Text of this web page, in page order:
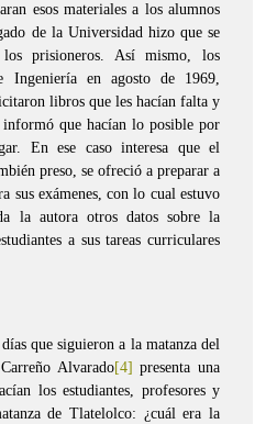
esos materiales a los alumnos
de la Universidad hizo que se
prisioneros. Así mismo, los
Ingeniería en agosto de 1969,
libros que les hacían falta y
que hacían lo posible por
En ese caso interesa que el
preso, se ofreció a preparar a
sus exámenes, con lo cual estuvo
la autora otros datos sobre la
a sus tareas curriculares
que siguieron a la matanza del
Alvarado[4] presenta una
los estudiantes, profesores y
de Tlatelolco: ¿cuál era la